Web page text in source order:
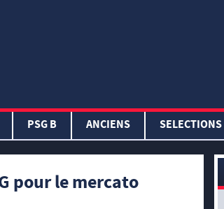
PSG B ANCIENS SELECTIONS
pour le mercato